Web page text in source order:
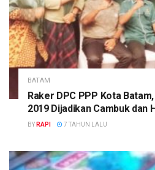
BATAM
Raker DPC PPP Kota
2019 Dijadikan Cambuk dan
BY RAPI 7 TAHUN LALU